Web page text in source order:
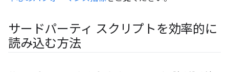
サードパーティ スクリプトを効率的に
読み込む方法